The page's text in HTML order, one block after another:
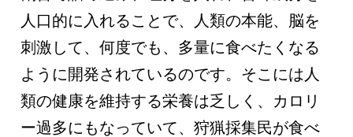
人口的に入れることで、人類の本能、脳を
刺激して、何度でも、多量に食べたくなる
ように開発されているのです。そこには人
類の健康を維持する栄養は乏しく、カロリ
ー過多にもなっていて、狩猟採集民が食べ